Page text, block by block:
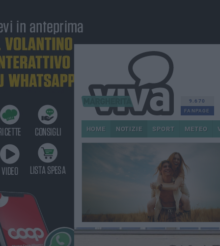
9.670
FANPAGE
HOME NOTIZIE SPORT METEO